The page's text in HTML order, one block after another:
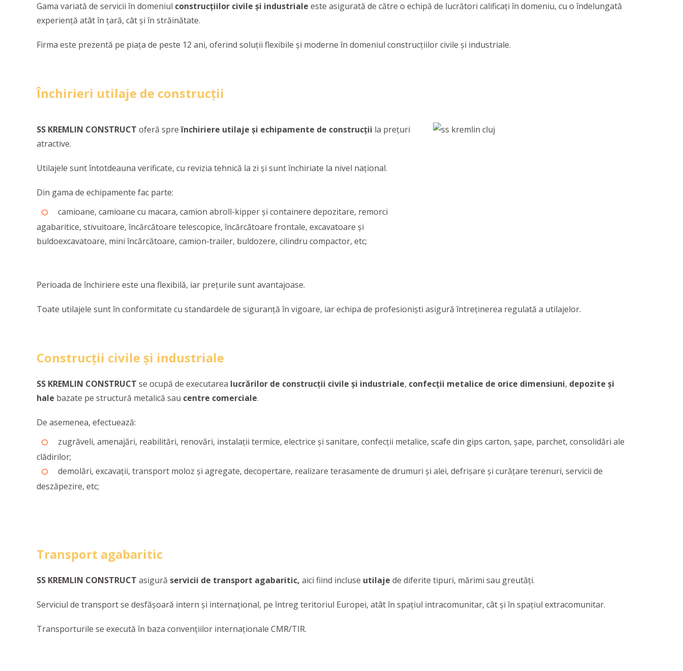
Gama variată de servicii în domeniul construcțiilor civile și industriale este asigurată de către o echipă de lucrători calificați în domeniu, cu o îndelungată
experiență atât în țară, cât și în străinătate.
Firma este prezentă pe piaţa de peste 12 ani, oferind soluţii flexibile şi moderne în domeniul construcţiilor civile şi industriale.
Închirieri utilaje de construcții
SS KREMLIN CONSTRUCT oferă spreînchiriere utilaje și echipamente de construcții la prețuri
atractive.
Utilajele sunt întotdeauna verificate, cu revizia tehnică la zi și sunt închiriate la nivel național.
Din gama de echipamente fac parte:
camioane, camioane cu macara, camion abroll-kipper și containere depozitare, remorci
agabaritice, stivuitoare, încărcătoare telescopice, încărcătoare frontale, excavatoare și
buldoexcavatoare, mini încărcătoare, camion-trailer, buldozere, cilindru compactor, etc;
Perioada de închiriere este una flexibilă, iar prețurile sunt avantajoase.
Toate utilajele sunt în conformitate cu standardele de siguranță în vigoare, iar echipa de profesioniști asigură întreținerea regulată a utilajelor.
Construcții civile și industriale
SS KREMLIN CONSTRUCT se ocupă de executarea lucrărilor de construcții civile și industriale, confecții metalice de orice dimensiuni, depozite și
hale bazate pe structură metalică sau centre comerciale.
De asemenea, efectuează:
zugrăveli, amenajări, reabilitări, renovări, instalații termice, electrice și sanitare, confecții metalice, scafe din gips carton, șape, parchet, consolidări ale
clădirilor;
demolări, excavații, transport moloz și agregate, decopertare, realizare terasamente de drumuri și alei, defrișare și curățare terenuri, servicii de
deszăpezire, etc;
Transport agabaritic
SS KREMLIN CONSTRUCT asigură servicii de transport agabaritic, aici fiind incluse utilaje de diferite tipuri, mărimi sau greutăți.
Serviciul de transport se desfășoară intern și internațional, pe întreg teritoriul Europei, atât în spațiul intracomunitar, cât și în spațiul extracomunitar.
Transporturile se execută în baza convențiilor internaționale CMR/TIR.